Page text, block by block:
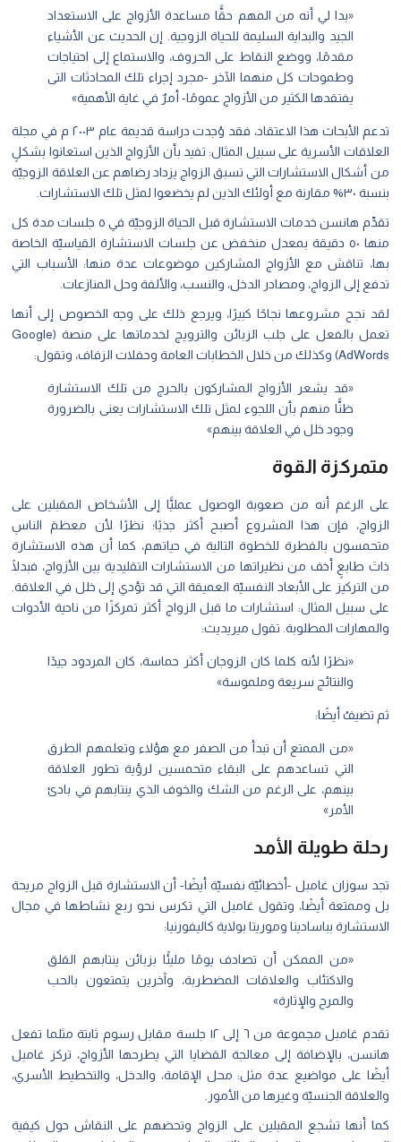
«بدا لي أنه من المهم حقًّا مساعدة الأزواج على الاستعداد
الجيد والبداية السليمة للحياة الزوجية. إن الحديث عن الأشياء
مقدمًا، ووضع النقاط على الحروف، والاستماع إلى احتياجات
وطموحات كل منهما الآخر -مجرد إجراء تلك المحادثات التى
يفتقدها الكثير من الأزواج عمومًا- أمرٌ في غاية الأهمية»
تدعم الأبحاث هذا الاعتقاد، فقد وُجدت دراسة قديمة عام ٢٠٠٣ م في مجلة
العلاقات الأسرية على سبيل المثال: تفيد بأن الأزواج الذين استعانوا بشكلٍ
من أشكال الاستشارات التي تسبق الزواج يزداد رضاهم عن العلاقة الزوجيّة
بنسبة ٣٠% مقارنة مع أولئك الذين لم يخضعوا لمثل تلك الاستشارات.
تقدِّم هانسن خدمات الاستشارة قبل الحياة الزوجيّة في ٥ جلسات مدة كل
منها ٥٠ دقيقة بمعدل منخفض عن جلسات الاستشارة القياسيّة الخاصة
بها، تناقش مع الأزواج المشاركين موضوعات عدة منها: الأسباب التي
تدفع إلى الزواج، ومصادر الدخل، والنسب، والألفة وحل المنازعات.
لقد نجح مشروعها نجاحًا كبيرًا، ويرجع ذلك على وجه الخصوص إلى أنها
تعمل بالفعل على جلب الزبائن والترويج لخدماتها على منصة (Google
AdWords) وكذلك من خلال الخطابات العامة وحفلات الزفاف، وتقول:
«قد يشعر الأزواج المشاركون بالحرج من تلك الاستشارة
ظنًّا منهم بأن اللجوء لمثل تلك الاستشارات يعنى بالضرورة
وجود خلل في العلاقة بينهم»
متمركزة القوة
على الرغم أنه من صعوبة الوصول عمليًّا إلى الأشخاص المقبلين على
الزواج، فإن هذا المشروع أصبح أكثر جذبًا؛ نظرًا لأن معظمَ الناسِ
متحمسون بالفطرة للخطوة التالية في حياتهم، كما أن هذه الاستشارة
ذاتَ طابعٍ أخف من نظيراتها من الاستشارات التقليدية بين الأزواج، فبدلًا
من التركيز على الأبعاد النفسيّة العميقة التي قد تؤدي إلى خلل في العلاقة.
على سبيل المثال: استشارات ما قبل الزواج أكثر تمركزًا من ناحية الأدوات
والمهارات المطلوبة. تقول ميريديث:
«نظرًا لأنه كلما كان الزوجان أكثر حماسة، كان المردود جيدًا
والنتائج سريعة وملموسة»
ثم تضيفُ أيضًا:
«من الممتع أن تبدأ من الصفر مع هؤلاء وتعلمهم الطرق
التي تساعدهم على البقاء متحمسين لرؤية تطور العلاقة
بينهم، على الرغم من الشك والخوف الذي ينتابهم في بادئ
الأمر»
رحلة طويلة الأمد
تجد سوزان غامبل -أخصائيّة نفسيّة أيضًا- أن الاستشارة قبل الزواج مريحة
بل وممتعة أيضًا، وتقول غامبل التي تكرس نحو ربع نشاطها في مجال
الاستشارة بباسادينا وموريتا بولاية كاليفورنيا:
«من الممكن أن تصادف يومًا مليئًا بزبائن ينتابهم القلق
والاكتئاب والعلاقات المضطربة، وآخرين يتمتعون بالحب
والمرح والإثارة»
تقدم غامبل مجموعة من ٦ إلى ١٢ جلسة مقابل رسوم ثابتة مثلما تفعل
هانسن، بالإضافة إلى معالجة القضايا التي يطرحها الأزواج، تركز غامبل
أيضًا على مواضيع عدة مثل: محل الإقامة، والدخل، والتخطيط الأسري،
والعلاقة الجنسيّة وغيرها من الأمور.
كما أنها تشجع المقبلين على الزواج وتحضهم على النقاش حول كيفية